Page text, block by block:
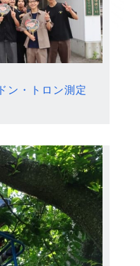
ン・トロン測定